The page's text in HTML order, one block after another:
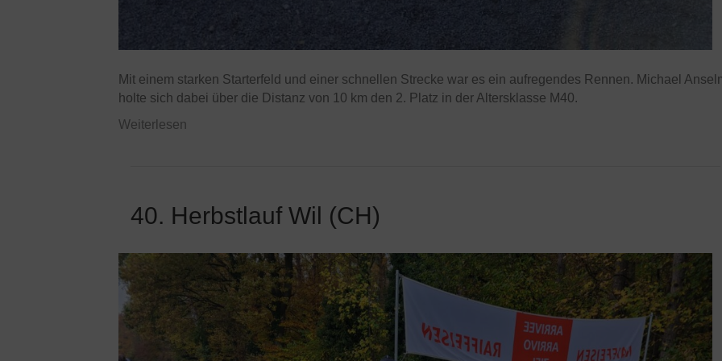
Mit einem starken Starterfeld und einer schnellen Strecke war es ein aufregendes Rennen. Michael
holte sich dabei über die Distanz von 10 km den 2. Platz in der Altersklasse M40.
Weiterlesen
40. Herbstlauf Wil (CH)